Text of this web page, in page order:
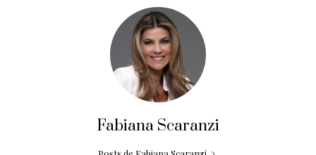
Fabiana Scaranzi